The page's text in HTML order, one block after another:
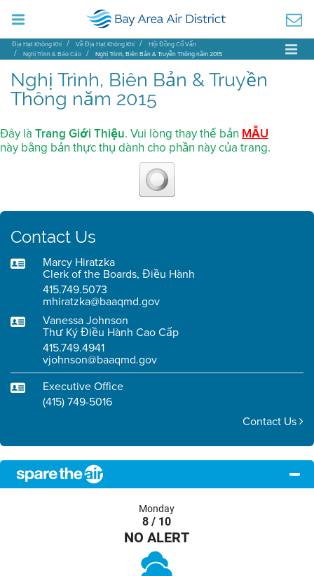
Địa Hạt Không Khí Về Địa Hạt Không Khí
Hội Đồng Cố Vấn
Nghị Trình & Báo Cáo
Nghị Trình, Biên Bản & Truyền Thông năm 2015
Nghị Trình, Biên Bản & Truyền
Thông năm 2015
Đây là Trang Giới Thiệu. Vui lòng thay thế bản MẪU
này bằng bản thực thụ dành cho phần này của trang.
Contact Us
Marcy Hiratzka
Clerk of the Boards, Điều Hành
415.749.5073
mhiratzka@baaqmd.gov
Vanessa Johnson
Thư Ký Điều Hành Cao Cấp
415.749.4941
vjohnson@baaqmd.gov
Executive Office
(415) 749-5016
Contact Us
Monday
8 / 10
NO ALERT